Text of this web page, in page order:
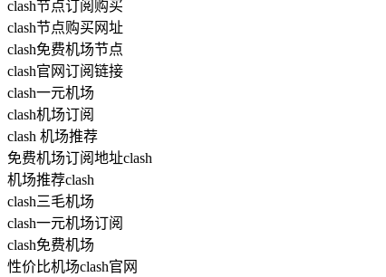
clash节点订阅购买
clash节点购买网址
clash免费机场节点
clash官网订阅链接
clash一元机场
clash机场订阅
clash 机场推荐
免费机场订阅地址clash
机场推荐clash
clash三毛机场
clash一元机场订阅
clash免费机场
性价比机场clash官网